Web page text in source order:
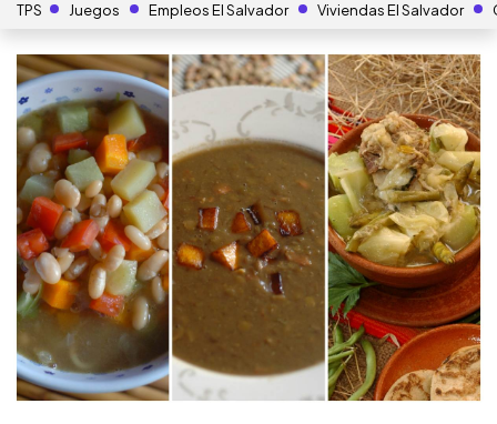
TPS Juegos Empleos El Salvador Viviendas El Salvador